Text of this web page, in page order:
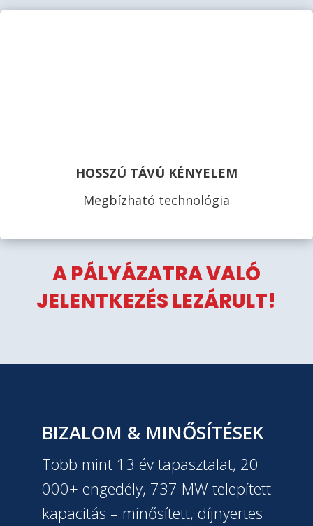
HOSSZÚ TÁVÚ KÉNYELEM
Megbízható technológia
A PÁLYÁZATRA VALÓ
JELENTKEZÉS LEZÁRULT!
BIZALOM & MINŐSÍTÉSEK
Több mint 13 év tapasztalat, 20
000+ engedély, 737 MW telepített
kapacitás – minősített, díjnyertes